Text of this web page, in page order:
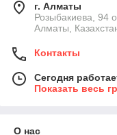
г. Алматы
Розыбакиева, 94
Алматы,
Контакты
Сегодня
Показать весь
О нас